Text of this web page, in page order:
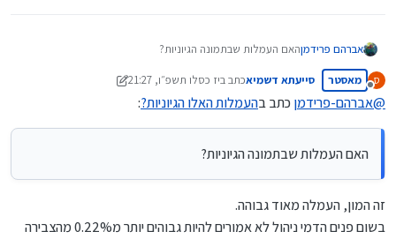
אברהם פרידמןהאם העמלות שבתמונה הגיוניות?
ס
מנותק
מאסטר סייעתא דשמיאכתב ביז כסלו תשפ״ו, 21:27
נערך לאחרונה על ידי סייעתא דשמיא
@אברהם-פרידמןכתב בהעמלות האלו הגיוניות?:
האם העמלות שבתמונה הגיוניות?
זה המון, העמלה מאוד גבוהה.
בשום פנים הדמי ניהול לא אמורים להיות גבוהים יותר מ0.22% מהצבירה